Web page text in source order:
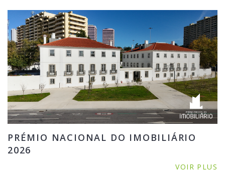
PRÉMIO NACIONAL DO IMOBILIÁRIO
2026
VOIR PLUS